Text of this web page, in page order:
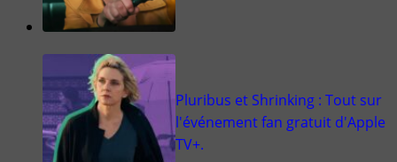
Pluribus et Shrinking : Tout sur
l'événement fan gratuit d'Apple
TV+.